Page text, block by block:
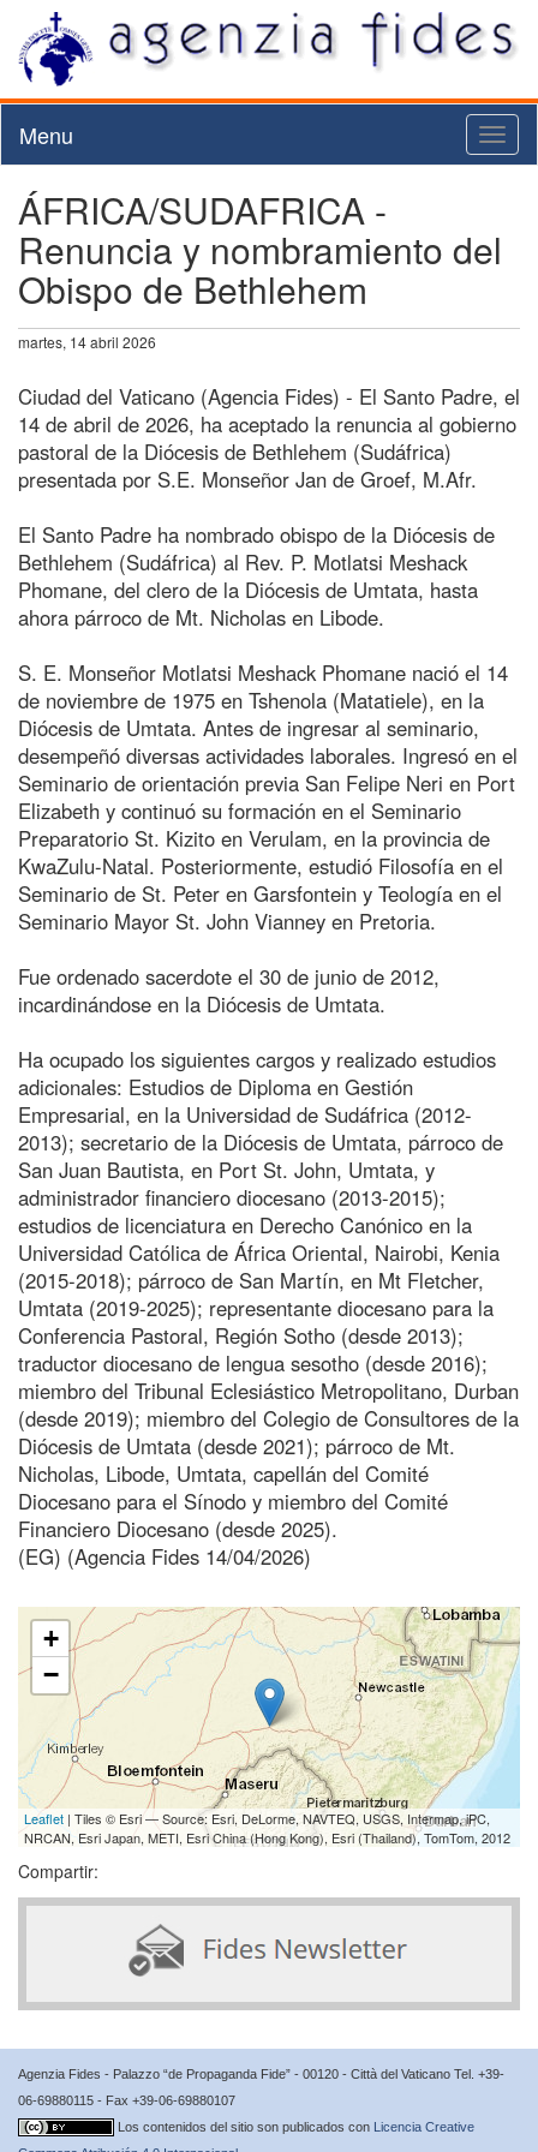
Menu
ÁFRICA/SUDAFRICA -
Renuncia y nombramiento del
Obispo de Bethlehem
martes, 14 abril 2026
Ciudad del Vaticano (Agencia Fides) - El Santo Padre, el
14 de abril de 2026, ha aceptado la renuncia al gobierno
pastoral de la Diócesis de Bethlehem (Sudáfrica)
presentada por S.E. Monseñor Jan de Groef, M.Afr.
El Santo Padre ha nombrado obispo de la Diócesis de
Bethlehem (Sudáfrica) al Rev. P. Motlatsi Meshack
Phomane, del clero de la Diócesis de Umtata, hasta
ahora párroco de Mt. Nicholas en Libode.
S. E. Monseñor Motlatsi Meshack Phomane nació el 14
de noviembre de 1975 en Tshenola (Matatiele), en la
Diócesis de Umtata. Antes de ingresar al seminario,
desempeñó diversas actividades laborales. Ingresó en el
Seminario de orientación previa San Felipe Neri en Port
Elizabeth y continuó su formación en el Seminario
Preparatorio St. Kizito en Verulam, en la provincia de
KwaZulu-Natal. Posteriormente, estudió Filosofía en el
Seminario de St. Peter en Garsfontein y Teología en el
Seminario Mayor St. John Vianney en Pretoria.
Fue ordenado sacerdote el 30 de junio de 2012,
incardinándose en la Diócesis de Umtata.
Ha ocupado los siguientes cargos y realizado estudios
adicionales: Estudios de Diploma en Gestión
Empresarial, en la Universidad de Sudáfrica (2012-
2013); secretario de la Diócesis de Umtata, párroco de
San Juan Bautista, en Port St. John, Umtata, y
administrador financiero diocesano (2013-2015);
estudios de licenciatura en Derecho Canónico en la
Universidad Católica de África Oriental, Nairobi, Kenia
(2015-2018); párroco de San Martín, en Mt Fletcher,
Umtata (2019-2025); representante diocesano para la
Conferencia Pastoral, Región Sotho (desde 2013);
traductor diocesano de lengua sesotho (desde 2016);
miembro del Tribunal Eclesiástico Metropolitano, Durban
(desde 2019); miembro del Colegio de Consultores de la
Diócesis de Umtata (desde 2021); párroco de Mt.
Nicholas, Libode, Umtata, capellán del Comité
Diocesano para el Sínodo y miembro del Comité
Financiero Diocesano (desde 2025).
(EG) (Agencia Fides 14/04/2026)
+
−
Leaflet | Tiles © Esri — Source: Esri, DeLorme, NAVTEQ, USGS, Intermap, iPC,
NRCAN, Esri Japan, METI, Esri China (Hong Kong), Esri (Thailand), TomTom, 2012
Compartir:
Agenzia Fides - Palazzo “de Propaganda Fide” - 00120 - Città del Vaticano Tel. +39-
06-69880115 - Fax +39-06-69880107
Los contenidos del sitio son publicados con Licencia Creative